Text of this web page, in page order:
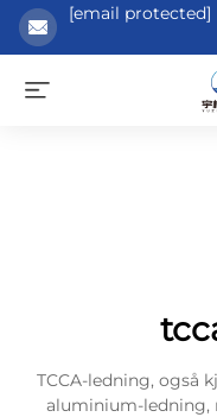
[email protected]
TCCA-ledning, også
aluminium-ledning,